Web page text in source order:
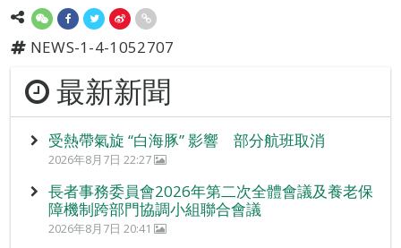
NEWS-1-4-1052707
最新新聞
受熱帶氣旋 “白海豚” 影響 部分航班取消
2026年8月7日 22:27
長者事務委員會2026年第二次全體會議及養老保
障機制跨部門協調小組聯合會議
2026年8月7日 20:41